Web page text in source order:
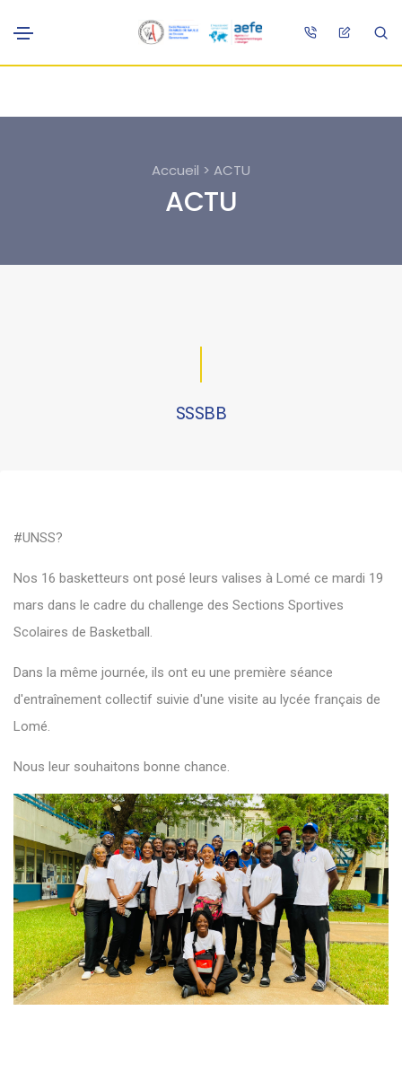
Accueil > ACTU
ACTU
SSSBB
#UNSS?
Nos 16 basketteurs ont posé leurs valises à Lomé ce mardi 19
mars dans le cadre du challenge des Sections Sportives
Scolaires de Basketball.
Dans la même journée, ils ont eu une première séance
d'entraînement collectif suivie d'une visite au lycée français de
Lomé.
Nous leur souhaitons bonne chance.